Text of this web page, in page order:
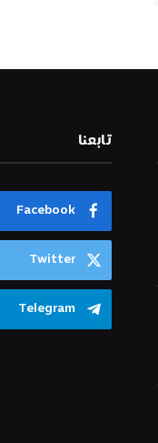
تابعنا
Facebook
Twitter
Telegram